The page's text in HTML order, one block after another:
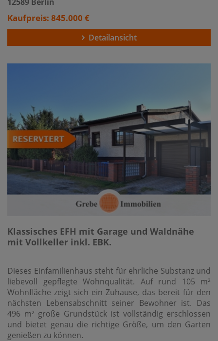
Kaufpreis: 845.000 €
Detailansicht
Klassisches EFH mit Garage und Waldnähe
mit Vollkeller inkl. EBK.
Dieses Einfamilienhaus steht für ehrliche Substanz und
liebevoll gepflegte Wohnqualität. Auf rund 105 m²
Wohnfläche zeigt sich ein Zuhause, das bereit für den
nächsten Lebensabschnitt seiner Bewohner ist. Das
496 m² große Grundstück ist vollständig erschlossen
und bietet genau die richtige Größe, um den Garten
genießen zu können.